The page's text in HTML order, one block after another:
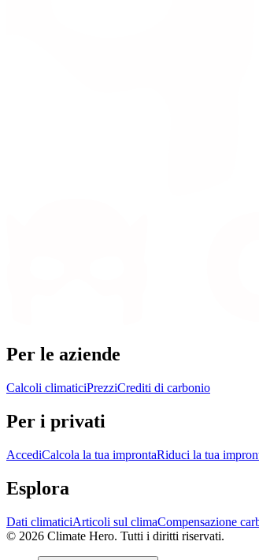
Per le aziende
Calcoli climaticiPrezziCrediti di carbonio
Per i privati
AccediCalcola la tua improntaRiduci la tua
Esplora
Dati climaticiArticoli sul climaCompensazione
© 2026 Climate Hero. Tutti i diritti riservati.